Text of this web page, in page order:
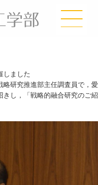
しました
研究推進部主任調査員で，愛
し，「戦略的融合研究のご紹